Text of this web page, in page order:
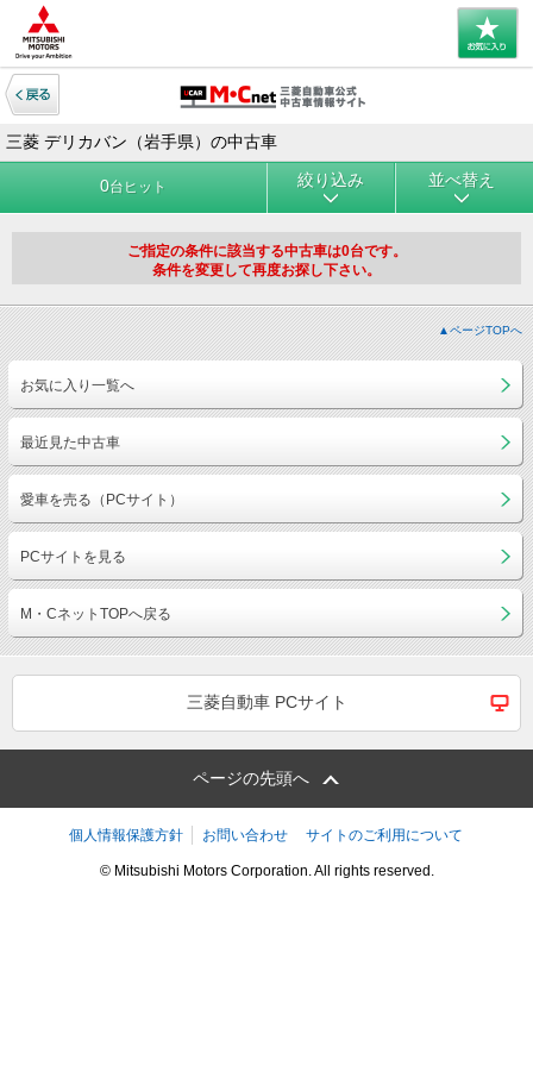
三菱 デリカバン（岩手県）の中古車
0台ヒット 絞り込み 並べ替え
ご指定の条件に該当する中古車は0台です。
条件を変更して再度お探し下さい。
▲ページTOPへ
お気に入り一覧へ
最近見た中古車
愛車を売る（PCサイト）
PCサイトを見る
M・CネットTOPへ戻る
三菱自動車 PCサイト
ページの先頭へ
個人情報保護方針 お問い合わせ サイトのご利用について
© Mitsubishi Motors Corporation. All rights reserved.